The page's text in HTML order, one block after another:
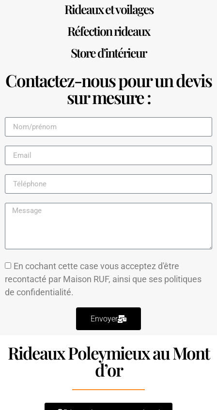
Rideaux et voilages
Réfection rideaux
Store d'intérieur
Contactez-nous pour un devis
sur mesure :
En cochant cette case vous acceptez d'être
recontacté par Maison RUF, ainsi que ses politiques
de confidentialité.
Envoyer
Rideaux Poleymieux au Mont
d’or